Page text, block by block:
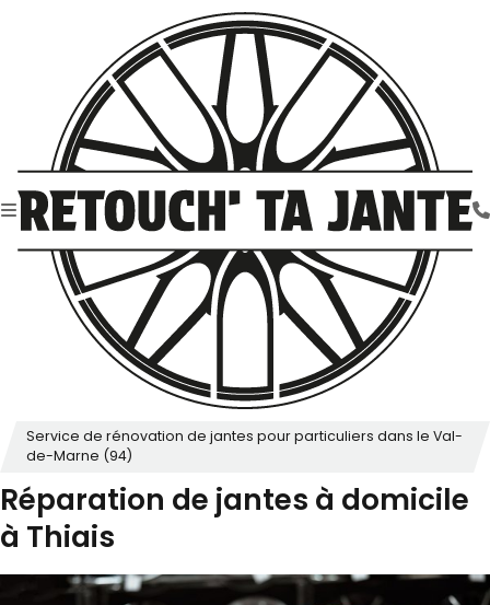
Réparation de jantes à domicile
à Thiais
Service de rénovation de jantes pour particuliers dans le Val-
de-Marne (94)